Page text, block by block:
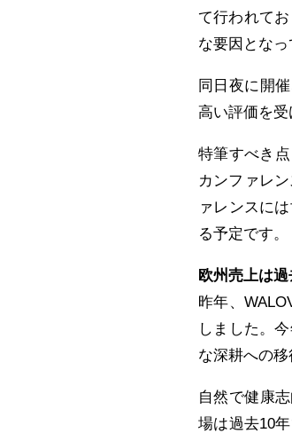
て行われて
な要因となっ
同日夜に開
高い評価を受
特筆すべき
カンファレ
ァレンスに
る予定です。
欧州売上は
昨年、
しました。
な深耕への移
自然で健康
場は過去10